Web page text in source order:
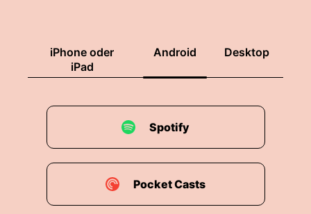
iPhone oder
iPad
Android Desktop
Spotify
Pocket Casts